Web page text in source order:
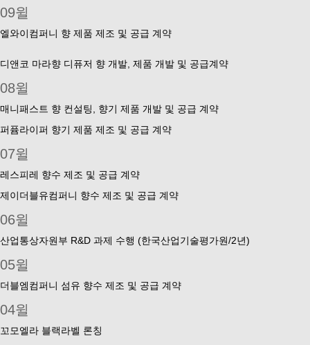
09윌
엘와이컴퍼니 향 제품 제조 및 공급 계약
디앤코 마라향 디퓨저 향 개발, 제품 개발 및 공급계약
08윌
매니패스트 향 컨설팅, 향기 제품 개발 및 공급 계약
퍼퓸라이퍼 향기 제품 제조 및 공급 계약
07윌
레스피레 향수 제조 및 공급 계약
제이더블유컴퍼니 향수 제조 및 공급 계약
06윌
산업통상자원부 R&D 과제 수행 (한국산업기술평가원/2년)
05윌
더블엠컴퍼니 섬유 향수 제조 및 공급 계약
04윌
꼬모엘라 블랙라벨 론칭